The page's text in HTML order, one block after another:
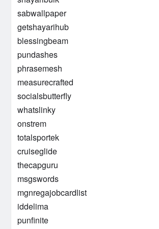
sabwallpaper
getshayarihub
blessingbeam
pundashes
phrasemesh
measurecrafted
socialsbutterfly
whatslinky
onstrem
totalsportek
cruiseglide
thecapguru
msgswords
mgnregajobcardlist
iddelima
punfinite